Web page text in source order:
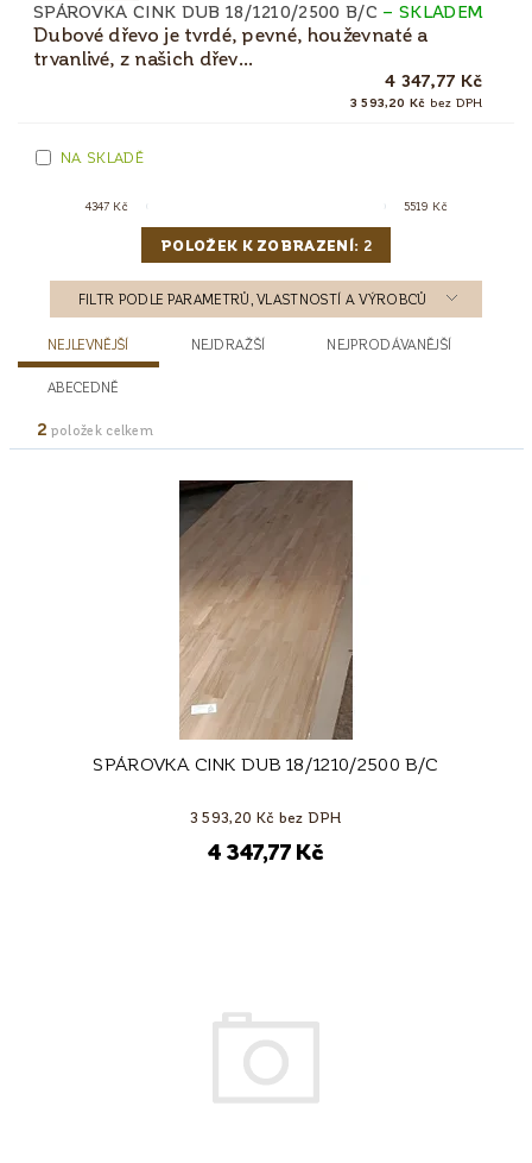
SPÁROVKA CINK DUB 18/1210/2500 B/C – SKLADEM
Dubové dřevo je tvrdé, pevné, houževnaté a
trvanlivé, z našich dřev...
4 347,77 Kč
3 593,20 Kč bez DPH
NA SKLADĚ
4347 Kč 5519 Kč
POLOŽEK K ZOBRAZENÍ: 2
FILTR PODLE PARAMETRŮ, VLASTNOSTÍ A VÝROBCŮ
NEJLEVNĚJŠÍ NEJDRAŽŠÍ NEJPRODÁVANĚJŠÍ
ABECEDNĚ
2 položek celkem
SPÁROVKA CINK DUB 18/1210/2500 B/C
3 593,20 Kč bez DPH
4 347,77 Kč